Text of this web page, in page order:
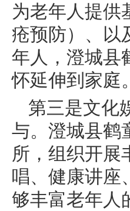
为老年人提供
疮预防）、以
年人，澄城县
怀延伸到家庭。
第三是文化
与。澄城县鹤
所，组织开展
唱、健康讲座
够丰富老年人